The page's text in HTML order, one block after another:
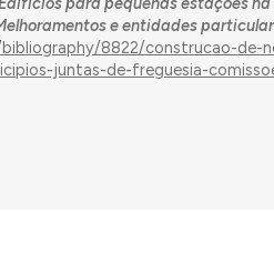
explica-se que este
em programa de
localidades que “não queiram
e entidades
8822/construcao-de-
juntas-de-freguesia-